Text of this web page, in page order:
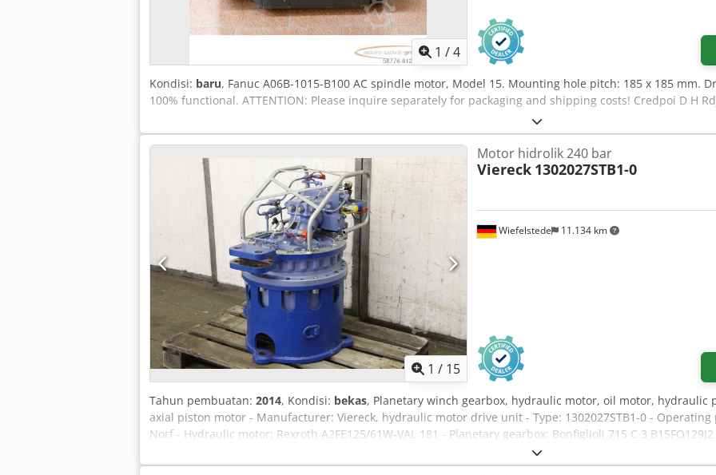
1 /4
Kondisi: baru, Fanuc A06B-1015-B100 AC spindle motor, Model 15. Mounting hole pitch: 185 x 185 mm.
100% functional. ATTENTION: Please inquire separately for packaging and shipping costs! Credpoi D H
1 / 15
Wiefelstede 11.134 km
Motor hidrolik 240 bar
Viereck 1302027STB1-0
Tahun pembuatan: 2014, Kondisi: bekas, Planetary winch gearbox, hydraulic motor, oil motor,
axial piston motor - Manufacturer: Viereck, hydraulic motor drive unit - Type: 1302027STB1-0 -
Norf - Hydraulic motor: Rexroth A2FE125/61W-VAL 181 - Planetary gearbox: Bonfiglioli 715 C 3
Quantity: 2 units available - Price: per piece - Dimensions: 820/550/H840 mm - Weight: 587 kg/unit